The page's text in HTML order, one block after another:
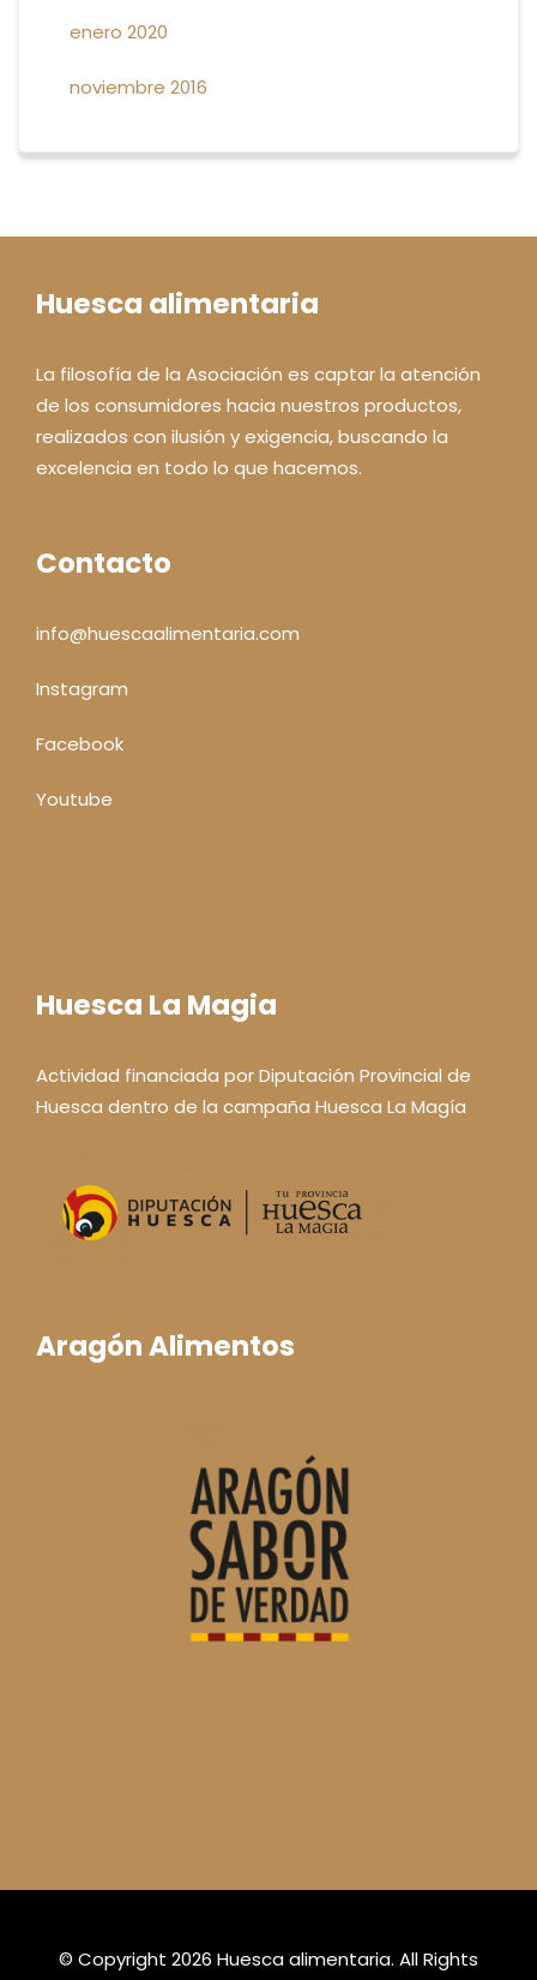
enero 2020
noviembre 2016
Huesca alimentaria
La filosofía de la Asociación es captar la atención
de los consumidores hacia nuestros productos,
realizados con ilusión y exigencia, buscando la
excelencia en todo lo que hacemos.
Contacto
info@huescaalimentaria.com
Instagram
Facebook
Youtube
Huesca La Magia
Actividad financiada por Diputación Provincial de
Huesca dentro de la campaña Huesca La Magía
Aragón Alimentos
© Copyright 2026 Huesca alimentaria. All Rights